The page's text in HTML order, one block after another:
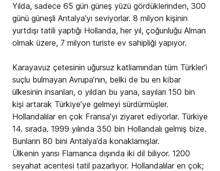
Yılda, sadece 65 gün güneş yüzü gördüklerinden, 300
günü güneşli Antalya’yı seviyorlar. 8 milyon kişinin
yurtdışı tatili yaptığı Hollanda, her yıl, çoğunluğu Alman
olmak üzere, 7 milyon turiste ev sahipliği yapıyor.
Karayavuz çetesinin uğursuz katliamından tüm Türkler’i
suçlu bulmayan Avrupa’nın, belki de bu en kibar
ülkesinin insanları, o yıldan bu yana, sayıları 150 bin
kişi artarak Türkiye’ye gelmeyi sürdürmüşler.
Hollandalılar en çok Fransa’yı ziyaret ediyorlar. Türkiye
14. sırada. 1999 yılında 350 bin Hollandalı gelmiş bize.
Bunların 80 bini Antalya’da konaklamışlar.
Ülkenin yarısı Flamanca dışında iki dil biliyor. 1200
seyahat acentesi tatil pazarlıyor. Hollandalılar en çok;